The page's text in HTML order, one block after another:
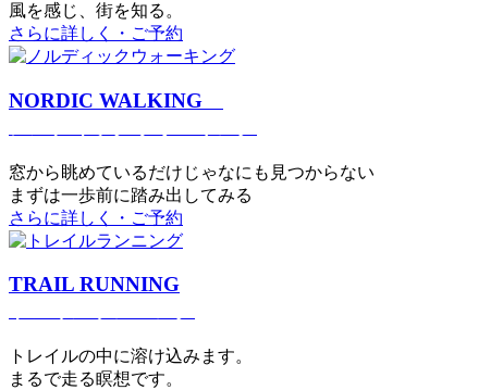
風を感じ、街を知る。
さらに詳しく・ご予約
NORDIC WALKING
窓から眺めているだけじゃなにも見つからない
まずは一歩前に踏み出してみる
さらに詳しく・ご予約
TRAIL RUNNING
トレイルの中に溶け込みます。
まるで⾛る瞑想です。